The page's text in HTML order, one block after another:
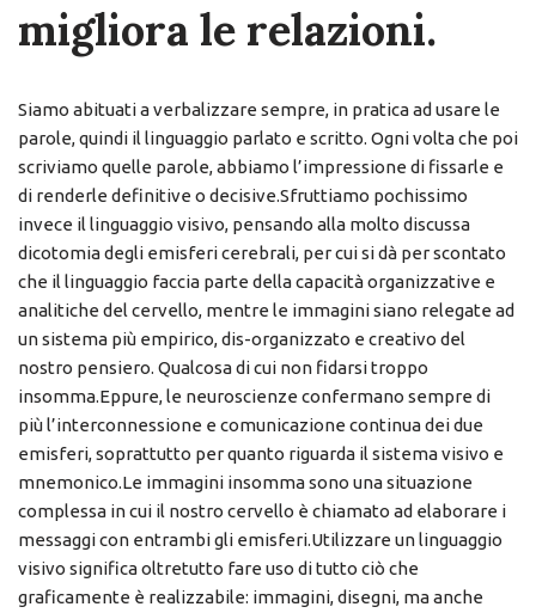
migliora le relazioni.
Siamo abituati a verbalizzare sempre, in pratica ad usare le
parole, quindi il linguaggio parlato e scritto. Ogni volta che poi
scriviamo quelle parole, abbiamo l’impressione di fissarle e
di renderle definitive o decisive.Sfruttiamo pochissimo
invece il linguaggio visivo, pensando alla molto discussa
dicotomia degli emisferi cerebrali, per cui si dà per scontato
che il linguaggio faccia parte della capacità organizzative e
analitiche del cervello, mentre le immagini siano relegate ad
un sistema più empirico, dis-organizzato e creativo del
nostro pensiero. Qualcosa di cui non fidarsi troppo
insomma.Eppure, le neuroscienze confermano sempre di
più l’interconnessione e comunicazione continua dei due
emisferi, soprattutto per quanto riguarda il sistema visivo e
mnemonico.Le immagini insomma sono una situazione
complessa in cui il nostro cervello è chiamato ad elaborare i
messaggi con entrambi gli emisferi.Utilizzare un linguaggio
visivo significa oltretutto fare uso di tutto ciò che
graficamente è realizzabile: immagini, disegni, ma anche